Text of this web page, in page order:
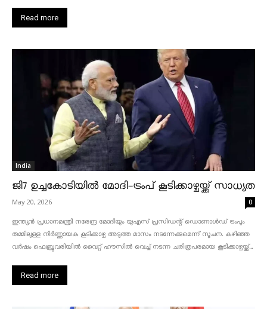
Read more
India
ജി7 ഉച്ചകോടിയിൽ മോദി-ട്രംപ് കൂടിക്കാഴ്ചയ്ക്ക് സാധ്യത
May 20, 2026 0
ഇന്ത്യൻ പ്രധാനമന്ത്രി നരേന്ദ്ര മോദിയും യുഎസ് പ്രസിഡന്റ് ഡൊണാൾഡ് ട്രംപും
തമ്മിലുള്ള നിർണ്ണായക കൂടിക്കാഴ്ച അടുത്ത മാസം നടന്നേക്കുമെന്ന് സൂചന. കഴിഞ്ഞ
വർഷം ഫെബ്രുവരിയിൽ വൈറ്റ് ഹൗസിൽ വെച്ച് നടന്ന ചരിത്രപരമായ കൂടിക്കാഴ്ചയ്ക്ക്...
Read more